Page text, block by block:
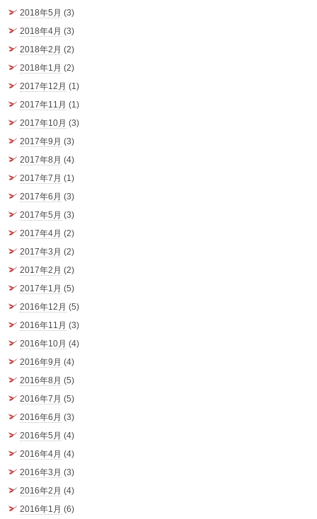
2018年5月 (3)
2018年4月 (3)
2018年2月 (2)
2018年1月 (2)
2017年12月 (1)
2017年11月 (1)
2017年10月 (3)
2017年9月 (3)
2017年8月 (4)
2017年7月 (1)
2017年6月 (3)
2017年5月 (3)
2017年4月 (2)
2017年3月 (2)
2017年2月 (2)
2017年1月 (5)
2016年12月 (5)
2016年11月 (3)
2016年10月 (4)
2016年9月 (4)
2016年8月 (5)
2016年7月 (5)
2016年6月 (3)
2016年5月 (4)
2016年4月 (4)
2016年3月 (3)
2016年2月 (4)
2016年1月 (6)